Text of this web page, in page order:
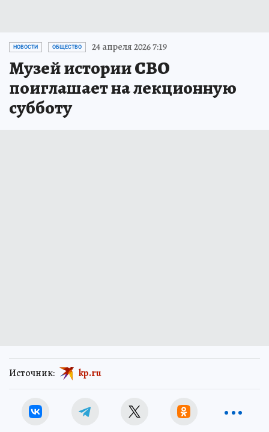
НОВОСТИ ОБЩЕСТВО 24 апреля 2026 7:19
Музей истории СВО
поиглашает на лекционную
субботу
Источник: kp.ru